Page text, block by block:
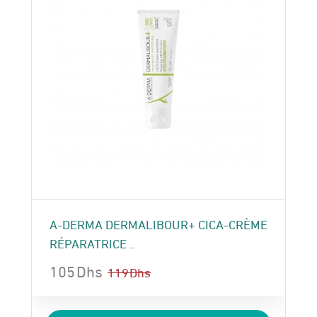
A-DERMA DERMALIBOUR+ CICA-CRÈME
RÉPARATRICE ..
119Dhs
105Dhs